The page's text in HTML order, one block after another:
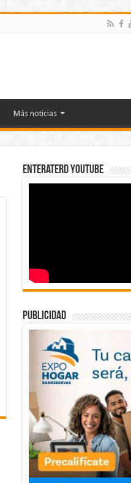
Más noticias
EnterateRD YOUTUBE
publicidad